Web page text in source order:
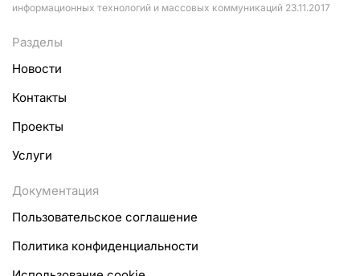
информационных технологий и массовых коммуникаций 23.11.2017
Разделы
Новости
Контакты
Проекты
Услуги
Документация
Пользовательское соглашение
Политика конфиденциальности